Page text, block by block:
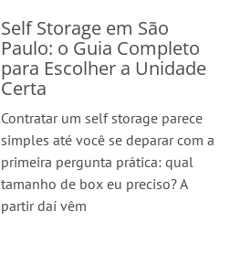
Self Storage em São
Paulo: o Guia Completo
para Escolher a Unidade
Certa
Contratar um self storage parece
simples até você se deparar com a
primeira pergunta prática: qual
tamanho de box eu preciso? A
partir daí vêm